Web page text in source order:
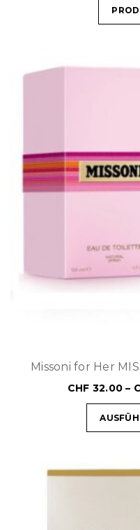
Missoni for Her
CHF 32.00 –